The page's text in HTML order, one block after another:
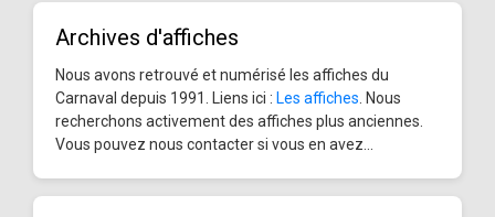
Archives d'affiches
Nous avons retrouvé et numérisé les affiches du
Carnaval depuis 1991. Liens ici : Les affiches . Nous
recherchons activement des affiches plus anciennes.
Vous pouvez nous contacter si vous en avez...